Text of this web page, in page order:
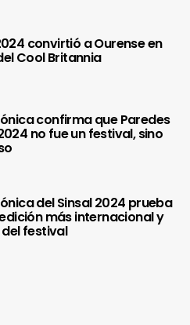
convirtió a Ourense en
Cool Britannia
confirma que Paredes
no fue un festival, sino
del Sinsal 2024 prueba
más internacional y
festival